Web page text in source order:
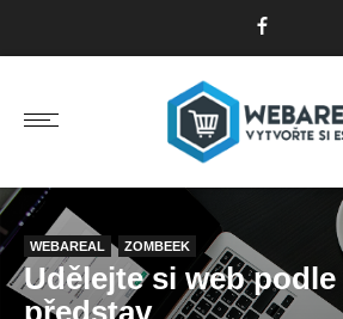
WEBAREAL ZOMBEEK
Udělejte si web
představ